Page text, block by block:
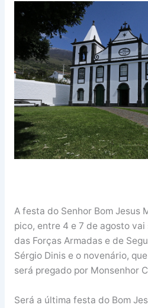
A festa do Senhor Bom Jesus
pico, entre 4 e 7 de agosto
das Forças Armadas e de
Sérgio Dinis e o novenário,
será pregado por Monsenhor
Será a última festa do Bom